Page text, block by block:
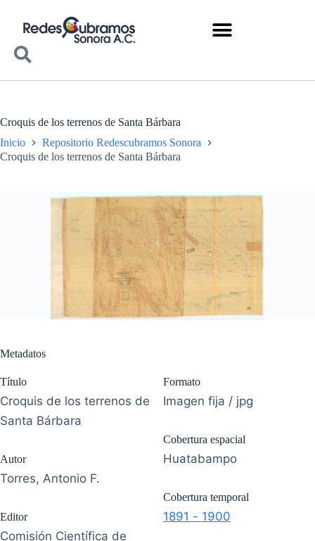
Croquis de los terrenos de Santa Bárbara
Inicio
Repositorio Redescubramos Sonora
Croquis de los terrenos de Santa Bárbara
Metadatos
Título
Croquis de los terrenos de
Santa Bárbara
Autor
Torres, Antonio F.
Editor
Comisión Científica de
Formato
Imagen fija / jpg
Cobertura espacial
Huatabampo
Cobertura temporal
1891 - 1900